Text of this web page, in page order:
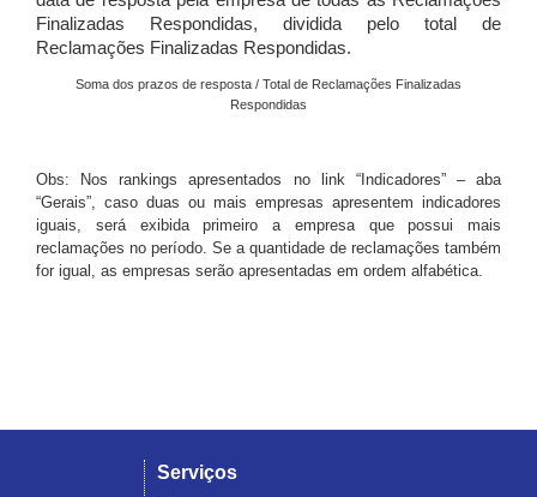
Finalizadas Respondidas, dividida pelo total de
Reclamações Finalizadas Respondidas.
Soma dos prazos de resposta / Total de Reclamações Finalizadas
Respondidas
Obs: Nos rankings apresentados no link “Indicadores” – aba
“Gerais”, caso duas ou mais empresas apresentem indicadores
iguais, será exibida primeiro a empresa que possui mais
reclamações no período. Se a quantidade de reclamações também
for igual, as empresas serão apresentadas em ordem alfabética.
Serviços